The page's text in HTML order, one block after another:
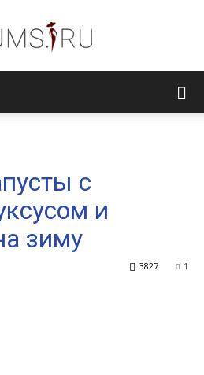
с
и
зиму
1
3827